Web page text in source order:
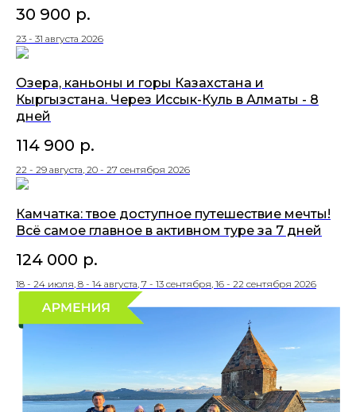
30 900 р.
23 - 31 августа 2026
Озера, каньоны и горы Казахстана и
Кыргызстана. Через Иссык-Куль в Алматы - 8
дней
114 900 р.
22 - 29 августа, 20 - 27 сентября 2026
Камчатка: твое доступное путешествие мечты!
Всё самое главное в активном туре за 7 дней
124 000 р.
18 - 24 июля, 8 - 14 августа, 7 - 13 сентября, 16 - 22 сентября 2026